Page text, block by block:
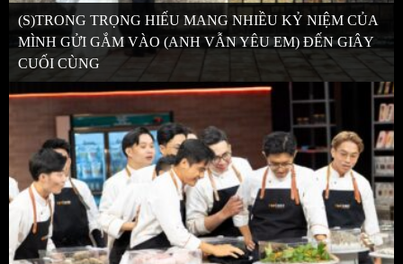
(S)TRONG TRỌNG HIẾU MANG NHIỀU KỶ NIỆM CỦA
MÌNH GỬI GẮM VÀO (ANH VẪN YÊU EM) ĐẾN GIÂY
CUỐI CÙNG